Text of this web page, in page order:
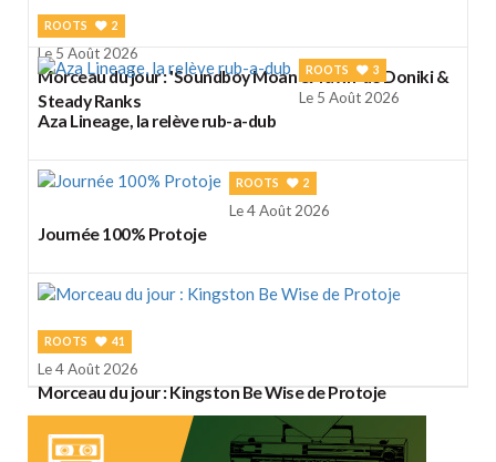
ROOTS 2
Le 5 Août 2026
Morceau du jour : 'Soundboy Moan & Yawn' de Doniki &
Steady Ranks
ROOTS 3
Le 5 Août 2026
Aza Lineage, la relève rub-a-dub
ROOTS 2
Le 4 Août 2026
Journée 100% Protoje
ROOTS 41
Le 4 Août 2026
Morceau du jour : Kingston Be Wise de Protoje